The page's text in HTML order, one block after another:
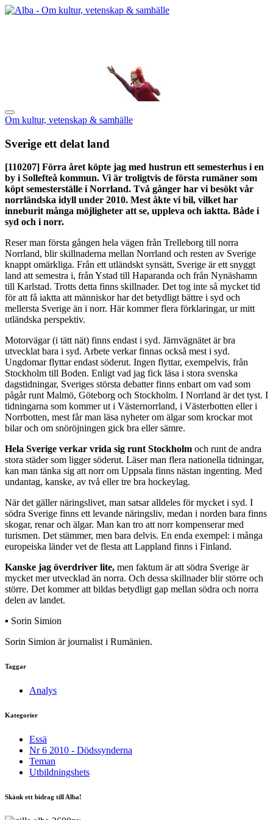
Om kultur, vetenskap & samhälle
Sverige ett delat land
[110207] Förra året köpte jag med hustrun ett semesterhus i en
by i Sollefteå kommun. Vi är troligtvis de första rumäner som
köpt semesterställe i Norrland. Två gånger har vi besökt vår
norrländska idyll under 2010. Mest åkte vi bil, vilket har
inneburit många möjligheter att se, uppleva och iaktta. Både i
syd och i norr.
Reser man första gången hela vägen från Trelleborg till norra
Norrland, blir skillnaderna mellan Norrland och resten av Sverige
knappt omärkliga. Från ett utländskt synsätt, Sverige är ett snyggt
land att semestra i, från Ystad till Haparanda och från Nynäshamn
till Karlstad. Trotts detta finns skillnader. Det tog inte så mycket tid
för att få iaktta att människor har det betydligt bättre i syd och
mellersta Sverige än i norr. Här kommer flera förklaringar, ur mitt
utländska perspektiv.
Motorvägar (i tätt nät) finns endast i syd. Järnvägnätet är bra
utvecklat bara i syd. Arbete verkar finnas också mest i syd.
Ungdomar flyttar endast söderut. Ingen flyttar, exempelvis, från
Stockholm till Boden. Enligt vad jag fick läsa i stora svenska
dagstidningar, Sveriges största debatter finns enbart om vad som
pågår runt Malmö, Göteborg och Stockholm. I Norrland är det tyst. I
tidningarna som kommer ut i Västernorrland, i Västerbotten eller i
Norrbotten, mest får man läsa nyheter om älgar som krockar mot
bilar och om snöröjningen gick bra eller sämre.
Hela Sverige verkar vrida sig runt Stockholm och runt de andra
stora städer som ligger söderut. Läser man flera nationella tidningar,
kan man tänka sig att norr om Uppsala finns nästan ingenting. Med
undantag, kanske, av två eller tre bra hockeylag.
När det gäller näringslivet, man satsar alldeles för mycket i syd. I
södra Sverige finns ett levande näringsliv, medan i norden bara finns
skogar, renar och älgar. Man kan tro att norr kompenserar med
turismen. Det stämmer, men bara delvis. En enda exempel: i många
europeiska länder vet de flesta att Lappland finns i Finland.
Kanske jag överdriver lite, men faktum är att södra Sverige är
mycket mer utvecklad än norra. Och dessa skillnader blir större och
större. Det kommer att bildas betydligt gap mellan södra och norra
delen av landet.
▪ Sorin Simion
Sorin Simion är journalist i Rumänien.
Taggar
Analys
Kategorier
Essä
Nr 6 2010 - Dödssynderna
Teman
Utbildningshets
Skänk ett bidrag till Alba!